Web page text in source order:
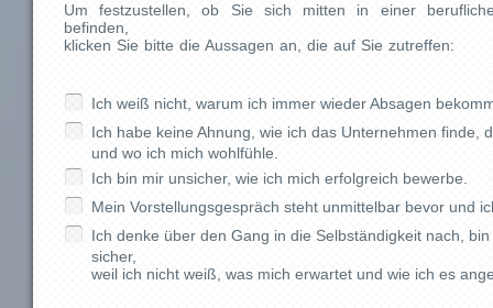
Um festzustellen, ob Sie sich mitten in einer
befinden,
klicken Sie bitte die Aussagen an, die auf Sie zutreffen:
Ich weiß nicht, warum ich immer wieder Absagen
Ich habe keine Ahnung, wie ich das Unternehmen finde,
und wo ich mich wohlfühle.
Ich bin mir unsicher, wie ich mich erfolgreich bewerbe.
Mein Vorstellungsgespräch steht unmittelbar bevor und
Ich denke über den Gang in die Selbständigkeit nach,
sicher,
weil ich nicht weiß, was mich erwartet und wie ich es